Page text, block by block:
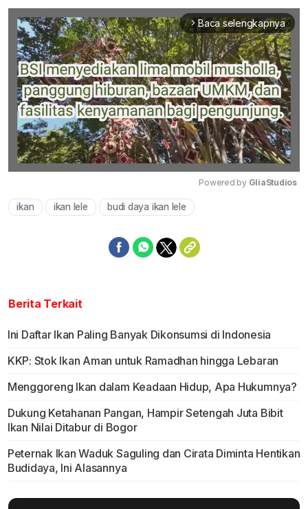
arrow_forward_ios Baca selengkapnya
Powered by GliaStudios
ikan ikan lele budi daya ikan lele
Berita Terkait
Ini Daftar Ikan Paling Banyak Dikonsumsi di Indonesia
KKP: Stok Ikan Aman untuk Ramadhan hingga Lebaran
Menggoreng Ikan dalam Keadaan Hidup, Apa Hukumnya?
Dukung Ketahanan Pangan, Hampir Setengah Juta Bibit
Ikan Nilai Ditabur di Bogor
Peternak Ikan Waduk Saguling dan Cirata Diminta Hentikan
Budidaya, Ini Alasannya